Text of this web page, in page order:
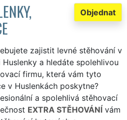
Objednat
zajistit levné stěhování v
Huslenky a hledáte spolehlivou
firmu, která vám tyto
v Huslenkách poskytne?
a spolehlivá stěhovací
EXTRA STĚHOVÁNÍ vám